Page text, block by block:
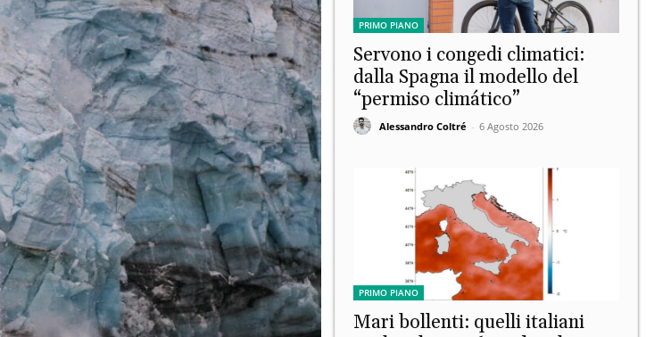
PRIMO PIANO
Servono i congedi climatici:
dalla Spagna il modello del
“permiso climático”
Alessandro Coltré - 6 Agosto 2026
PRIMO PIANO
Mari bollenti: quelli italiani